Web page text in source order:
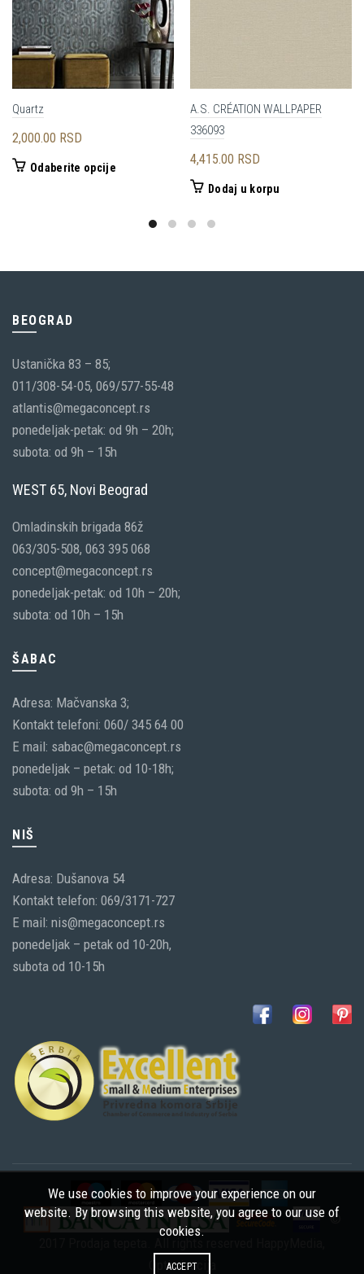
Quartz
2,000.00 RSD
Odaberite opcijeOvaj
Opcije
stranici
proizvoda.
A.S. CRÉATION WALLPAPER
336093
4,415.00 RSD
Dodaj u korpu
BEOGRAD
Ustanička 83 – 85;
011/308-54-05, 069/577-55-48
atlantis@megaconcept.rs
ponedeljak-petak: od 9h – 20h;
subota: od 9h – 15h
WEST 65, Novi Beograd
Omladinskih brigada 86ž
063/305-508, 063 395 068
concept@megaconcept.rs
ponedeljak-petak: od 10h – 20h;
subota: od 10h – 15h
ŠABAC
Adresa: Mačvanska 3;
Kontakt telefoni: 060/ 345 64 00
E mail: sabac@megaconcept.rs
ponedeljak – petak: od 10-18h;
subota: od 9h – 15h
NIŠ
Adresa: Dušanova 54
Kontakt telefon: 069/3171-727
E mail: nis@megaconcept.rs
ponedeljak – petak od 10-20h,
subota od 10-15h
©
Optimizacija
We use cookies to improve your experience on our
website. By browsing this website, you agree to our use of
cookies.
ACCEPT